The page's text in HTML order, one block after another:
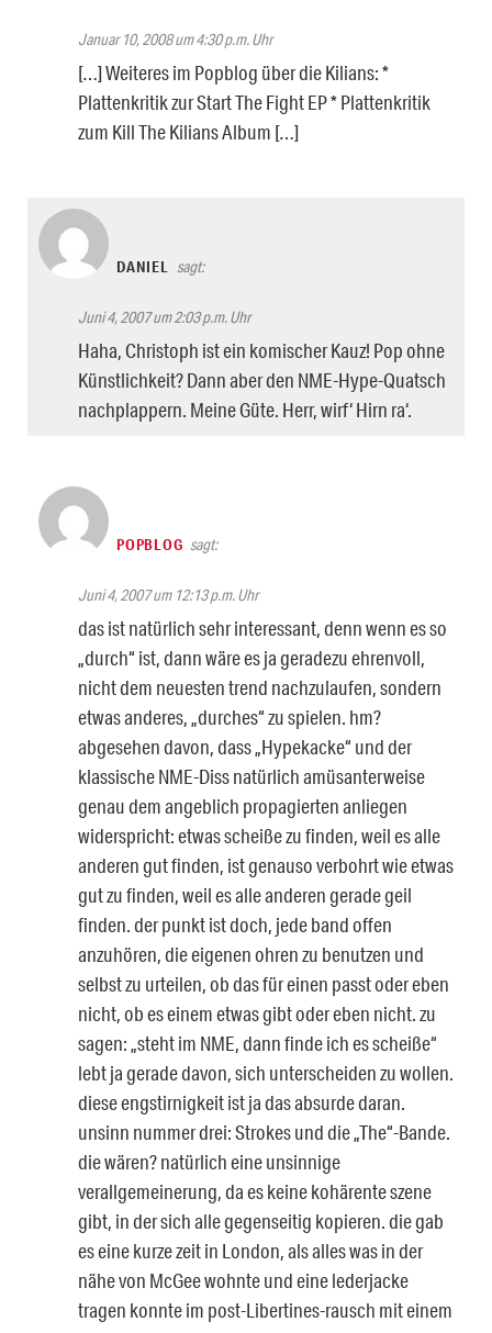
Januar 10, 2008 um 4:30 p.m. Uhr
[…] Weiteres im Popblog über die Kilians: *
Plattenkritik zur Start The Fight EP * Plattenkritik
zum Kill The Kilians Album […]
DANIEL sagt:
Juni 4, 2007 um 2:03 p.m. Uhr
Haha, Christoph ist ein komischer Kauz! Pop ohne
Künstlichkeit? Dann aber den NME-Hype-Quatsch
nachplappern. Meine Güte. Herr, wirf‘ Hirn ra‘.
POPBLOG sagt:
Juni 4, 2007 um 12:13 p.m. Uhr
das ist natürlich sehr interessant, denn wenn es so
„durch“ ist, dann wäre es ja geradezu ehrenvoll,
nicht dem neuesten trend nachzulaufen, sondern
etwas anderes, „durches“ zu spielen. hm?
abgesehen davon, dass „Hypekacke“ und der
klassische NME-Diss natürlich amüsanterweise
genau dem angeblich propagierten anliegen
widerspricht: etwas scheiße zu finden, weil es alle
anderen gut finden, ist genauso verbohrt wie etwas
gut zu finden, weil es alle anderen gerade geil
finden. der punkt ist doch, jede band offen
anzuhören, die eigenen ohren zu benutzen und
selbst zu urteilen, ob das für einen passt oder eben
nicht, ob es einem etwas gibt oder eben nicht. zu
sagen: „steht im NME, dann finde ich es scheiße“
lebt ja gerade davon, sich unterscheiden zu wollen.
diese engstirnigkeit ist ja das absurde daran.
unsinn nummer drei: Strokes und die „The“-Bande.
die wären? natürlich eine unsinnige
verallgemeinerung, da es keine kohärente szene
gibt, in der sich alle gegenseitig kopieren. die gab
es eine kurze zeit in London, als alles was in der
nähe von McGee wohnte und eine lederjacke
tragen konnte im post-Libertines-rausch mit einem